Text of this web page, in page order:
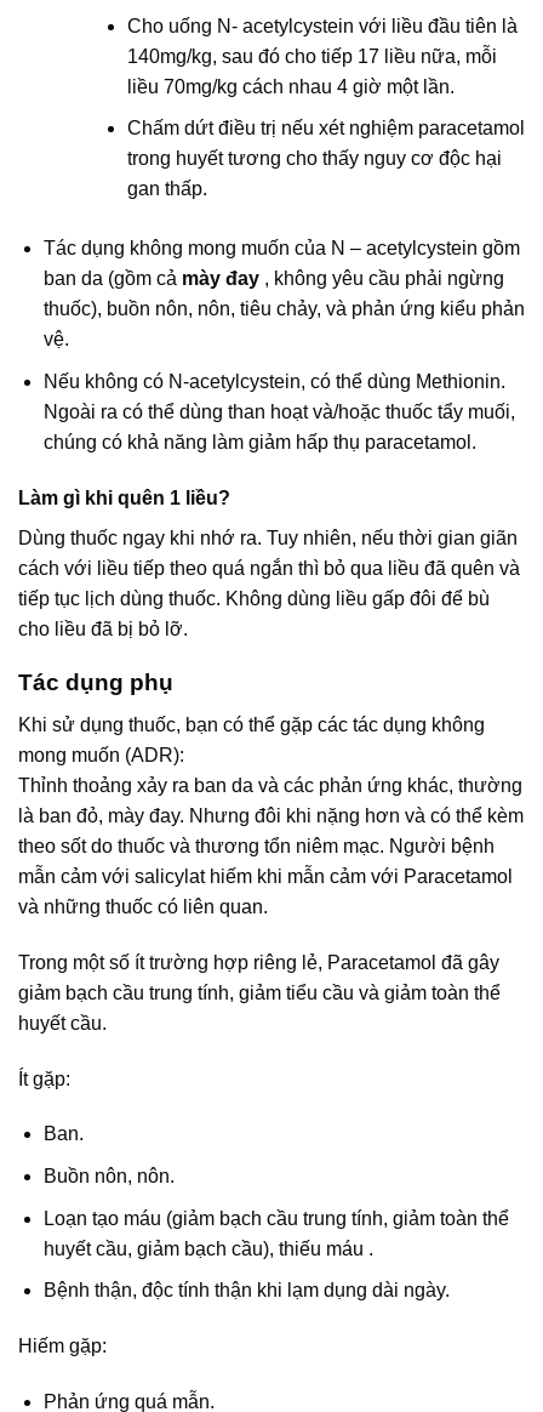
Cho uống N- acetylcystein với liều đầu tiên là
140mg/kg, sau đó cho tiếp 17 liều nữa, mỗi
liều 70mg/kg cách nhau 4 giờ một lần.
Chấm dứt điều trị nếu xét nghiệm paracetamol
trong huyết tương cho thấy nguy cơ độc hại
gan thấp.
Tác dụng không mong muốn của N – acetylcystein gồm
ban da (gồm cả mày đay , không yêu cầu phải ngừng
thuốc), buồn nôn, nôn, tiêu chảy, và phản ứng kiểu phản
vệ.
Nếu không có N-acetylcystein, có thể dùng Methionin.
Ngoài ra có thể dùng than hoạt và/hoặc thuốc tẩy muối,
chúng có khả năng làm giảm hấp thụ paracetamol.
Làm gì khi quên 1 liều?
Dùng thuốc ngay khi nhớ ra. Tuy nhiên, nếu thời gian giãn
cách với liều tiếp theo quá ngắn thì bỏ qua liều đã quên và
tiếp tục lịch dùng thuốc. Không dùng liều gấp đôi để bù
cho liều đã bị bỏ lỡ.
Tác dụng phụ
Khi sử dụng thuốc, bạn có thể gặp các tác dụng không
mong muốn (ADR):
Thỉnh thoảng xảy ra ban da và các phản ứng khác, thường
là ban đỏ, mày đay. Nhưng đôi khi nặng hơn và có thể kèm
theo sốt do thuốc và thương tổn niêm mạc. Người bệnh
mẫn cảm với salicylat hiếm khi mẫn cảm với Paracetamol
và những thuốc có liên quan.
Trong một số ít trường hợp riêng lẻ, Paracetamol đã gây
giảm bạch cầu trung tính, giảm tiểu cầu và giảm toàn thể
huyết cầu.
Ít gặp:
Ban.
Buồn nôn, nôn.
Loạn tạo máu (giảm bạch cầu trung tính, giảm toàn thể
huyết cầu, giảm bạch cầu), thiếu máu .
Bệnh thận, độc tính thận khi lạm dụng dài ngày.
Hiếm gặp:
Phản ứng quá mẫn.